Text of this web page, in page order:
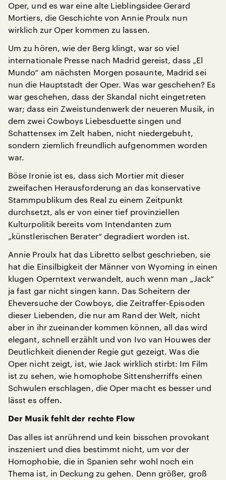
Oper, und es war eine alte Lieblingsidee Gerard
Mortiers, die Geschichte von Annie Proulx nun
wirklich zur Oper kommen zu lassen.
Um zu hören, wie der Berg klingt, war so viel
internationale Presse nach Madrid gereist, dass „El
Mundo“ am nächsten Morgen posaunte, Madrid sei
nun die Hauptstadt der Oper. Was war geschehen? Es
war geschehen, dass der Skandal nicht eingetreten
war; dass ein Zweistundenwerk der neueren Musik, in
dem zwei Cowboys Liebesduette singen und
Schattensex im Zelt haben, nicht niedergebuht,
sondern ziemlich freundlich aufgenommen worden
war.
Böse Ironie ist es, dass sich Mortier mit dieser
zweifachen Herausforderung an das konservative
Stammpublikum des Real zu einem Zeitpunkt
durchsetzt, als er von einer tief provinziellen
Kulturpolitik bereits vom Intendanten zum
„künstlerischen Berater“ degradiert worden ist.
Annie Proulx hat das Libretto selbst geschrieben, sie
hat die Einsilbigkeit der Männer von Wyoming in einen
klugen Operntext verwandelt, auch wenn man „Jack“
ja fast gar nicht singen kann. Das Scheitern der
Eheversuche der Cowboys, die Zeitraffer-Episoden
dieser Liebenden, die nur am Rand der Welt, nicht
aber in ihr zueinander kommen können, all das wird
elegant, schnell erzählt und von Ivo van Houwes der
Deutlichkeit dienender Regie gut gezeigt. Was die
Oper nicht zeigt, ist, wie Jack wirklich stirbt: Im Film
ist zu sehen, wie homophobe Sittensherriffs einen
Schwulen erschlagen, die Oper macht es besser und
lässt es offen.
Der Musik fehlt der rechte Flow
Das alles ist anrührend und kein bisschen provokant
inszeniert und dies bestimmt nicht, um vor der
Homophobie, die in Spanien sehr wohl noch ein
Thema ist, in Deckung zu gehen. Denn größer, groß